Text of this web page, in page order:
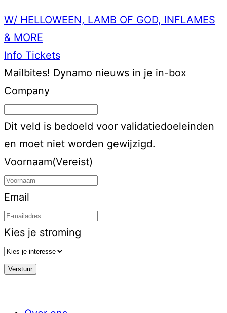
W/ HELLOWEEN, LAMB OF GOD, INFLAMES
& MORE
Info Tickets
Mailbites! Dynamo nieuws in je in-box
Company
Dit veld is bedoeld voor validatiedoeleinden
en moet niet worden gewijzigd.
Voornaam(Vereist)
Email
Kies je stroming